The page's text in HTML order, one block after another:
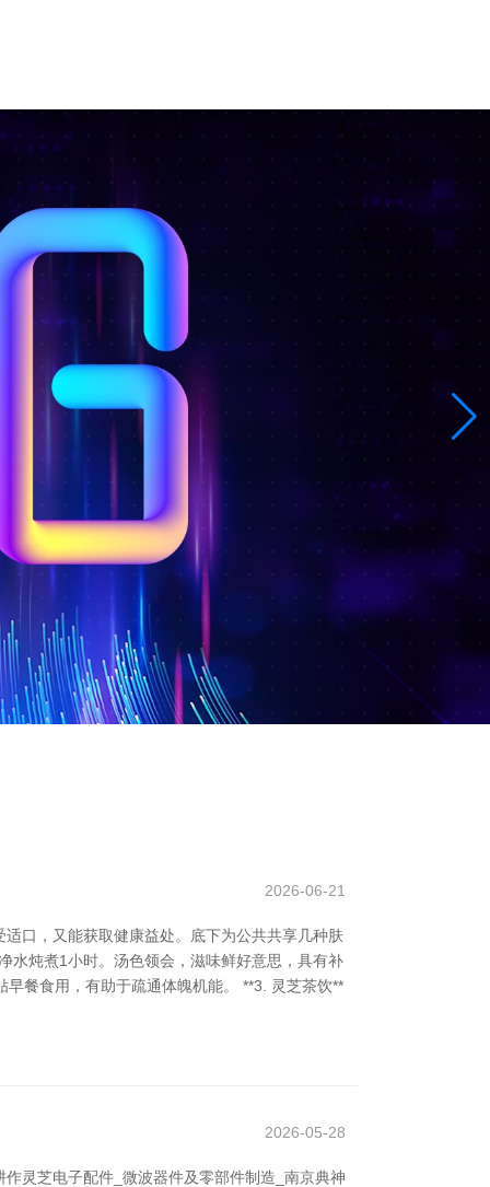
2026-06-21
口，又能获取健康益处。底下为公共共享几种肤
水炖煮1小时。汤色领会，滋味鲜好意思，具有补
餐食用，有助于疏通体魄机能。 **3. 灵芝茶饮**
2026-05-28
灵芝电子配件_微波器件及零部件制造_南京典神